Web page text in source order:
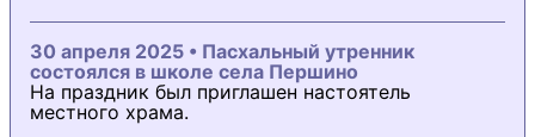
30 апреля 2025 • Пасхальный утренник
состоялся в школе села Першино
На праздник был приглашен настоятель
местного храма.